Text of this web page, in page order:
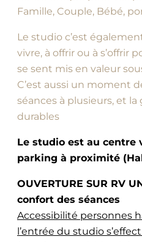
Famille, Couple, Bébé,
Le studio c’est
vivre, à offrir ou à s’offrir
se sent mis en valeur
C’est aussi un moment
séances à plusieurs, et
durables
Le studio est au centre
parking à proximité
OUVERTURE SUR RV
confort des séances
Accessibilité personnes
l’entrée du studio